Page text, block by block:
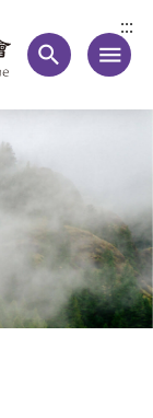
:::
search menu